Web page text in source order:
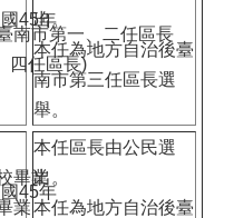
45年
南市第一、二任區長
四任區長)
出。
本任為地方自治後臺
南市第三任區長選
舉。
45年
畢業
業
本任區長由公民選
出。
本任為地方自治後臺